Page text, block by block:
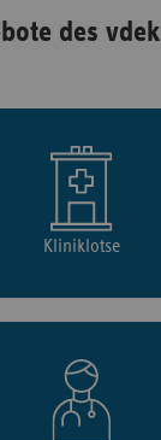
des vdek
Kliniklotse